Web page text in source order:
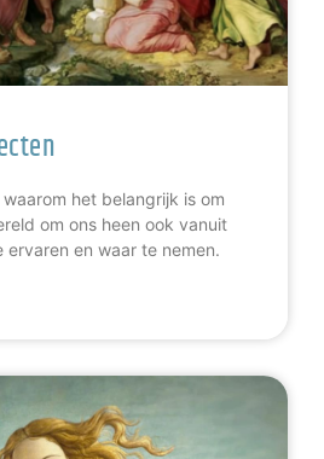
het belangrijk is om
om ons heen ook vanuit
ervaren en waar te nemen.